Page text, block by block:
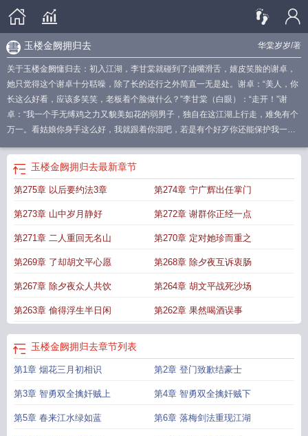
华棠岁岁/著
玉楼金阙拥归去
关于玉楼金阙慵归去：初入江湖，李甘棠就碰到了油嘴滑舌，嬉皮笑脸的谢卓，
她只觉得这个谢卓十分聒噪，除了长的还行之外简直一无是处。谢卓：“美人，你
长这么好看，应该多笑笑，老板着个脸做什么？”李甘棠（白眼）：“走开！”谢
卓：“我一个手无缚鸡之力又貌美如花的弱男子，独自在这江湖上行走，难免有个
万一。看姑娘你身手这么好，我就跟着你混吧，若是有个好歹你还能保护我一
玉楼金阙慵归去且插梅花醉洛阳怎么读
阙慵归去且插梅花醉洛阳拼音
慵归去李白的什么诗且插梅花醉洛阳翻译且插梅花醉洛玉楼金阙慵归去意
梅花醉洛阳李白且插梅花醉注8洛阳 且插梅花醉洛阳的意思玉楼金阙慵归去且
插梅花醉洛阳是李白的诗吗玉楼金阙慵归去且插梅花醉洛阳是甄嬛说的吗
生肖玉楼金阙慵归去 甄嬛传 玉楼金阙慵归去暗示爱情且插梅花醉洛阳怎么
读玉楼金阙慵归去真实含义 玉楼惊阙慵归去玉楼金阙慵归去啥意思
思且插梅花醉洛阳”且插梅花醉洛阳是什么意思 皇上为什么要说玉楼金阙慵归
去玉楼金阙慵归去且插梅花醉洛阳什么意思且插梅花醉洛阳读音玉楼金阙慵归
去李白玉楼金阙慵归去且插梅花醉洛阳翻译
慵回去玉楼金阙慵归去的意思玉楼金阙慵归去且插梅花醉洛阳玉楼金阙慵归去
且插梅花醉洛阳是什么意思
玉楼金阙慵归去什么意思玉楼金阙慵归去全诗
金阙慵归去 李白 玉楼金阙慵归去表达了什么情感
玉楼金阙慵归去且插梅花醉洛
慵归去且插梅花醉洛阳是李白的诗吗 玉楼金阙慵归去且插梅花醉洛阳甄嬛传
玉楼金阙拥归去最新章节
第275章 以后要约法3章 第274章 宁广辉出任掌门
第273章 山中岁月静好 第272章 谢群你正经一点
第271章 二人重回无名山 第270章 定对她珍而重之
第269章 了却胡文平心愿 第268章 除夕夜互诉衷肠
第267章 除夕夜众人共饮 第264章 胡文平战死沙场
第263章 偷得浮生半日闲 第262章 果然喝酒误事
玉楼金阙拥归去章节列表
第1章 烟花三月初相识 第2章 登门致歉结豪士
第3章 智勇双全擒奸贼上 第4章 智勇双全擒奸贼下
第5章 春来江水绿如蓝 第6章 落梅剑法重现江湖